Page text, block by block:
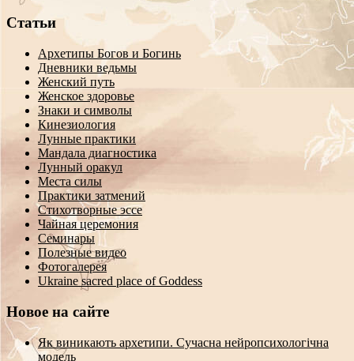
Статьи
Архетипы Богов и Богинь
Дневники ведьмы
Женский путь
Женское здоровье
Знаки и символы
Кинезиология
Лунные практики
Мандала диагностика
Лунный оракул
Места силы
Практики затмений
Стихотворные эссе
Чайная церемония
Семинары
Полезные видео
Фотогалерея
Ukraine sacred place of Goddess
Новое на сайте
Як виникають архетипи. Сучасна нейропсихологічна
модель